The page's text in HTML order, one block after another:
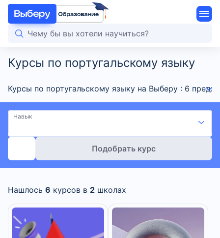
Курсы по португальскому языку
Курсы по португальскому языку на Выберу : 6
Навык
Подобрать курс
Нашлось 6 курсов в 2 школах